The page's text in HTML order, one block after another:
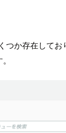
つか存在してお